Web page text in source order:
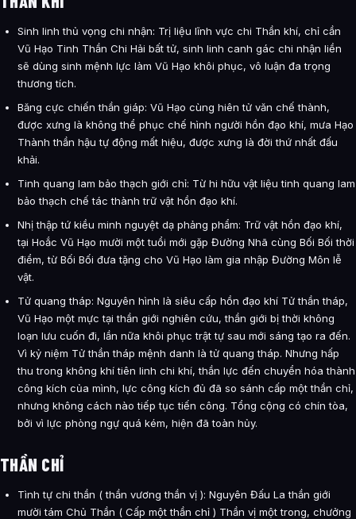
Sinh linh thủ vọng chi nhận: Trị liệu lĩnh vực chi Thần khí, chỉ cần
Vũ Hạo Tinh Thần Chi Hải bất tử, sinh linh canh gác chi nhận liền
sẽ dùng sinh mệnh lực làm Vũ Hạo khôi phục, vô luận đa trọng
thương tích.
Băng cực chiến thần giáp: Vũ Hạo cùng hiên tử văn chế thành,
được xưng là không thể phục chế hình người hồn đạo khí, mưa Hạo
Thành thần hậu tự động mất hiệu, được xưng là đời thứ nhất đấu
khải.
Tinh quang lam bảo thạch giới chỉ: Từ hi hữu vật liệu tinh quang lam
bảo thạch chế tác thành trữ vật hồn đạo khí.
Nhị thập tứ kiều minh nguyệt dạ phảng phẩm: Trữ vật hồn đạo khí,
tại Hoắc Vũ Hạo mười một tuổi mới gặp Đường Nhã cùng Bối Bối thời
điểm, từ Bối Bối đưa tặng cho Vũ Hạo làm gia nhập Đường Môn lễ
vật.
Tử quang tháp: Nguyên hình là siêu cấp hồn đạo khí Tử thần tháp,
Vũ Hạo một mực tại thần giới nghiên cứu, thần giới bị thời không
loạn lưu cuốn đi, lần nữa khôi phục trật tự sau mới sáng tạo ra đến.
Vì kỷ niệm Tử thần tháp mệnh danh là tử quang tháp. Nhưng hấp
thu trong không khí tiên linh chi khí, thần lực đến chuyển hóa thành
công kích của mình, lực công kích đủ đã so sánh cấp một thần chỉ,
nhưng không cách nào tiếp tục tiến công. Tổng cộng có chín tòa,
bởi vì lực phòng ngự quá kém, hiện đã toàn hủy.
THẦN CHỈ
Tình tự chi thần ( thần vương thần vị ): Nguyên Đấu La thần giới
mười tám Chủ Thần ( Cấp một thần chỉ ) Thần vị một trong, chưởng